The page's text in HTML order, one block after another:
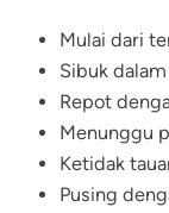
Mulai dari
Sibuk
Repot
Menunggu
Ketidak
Pusing